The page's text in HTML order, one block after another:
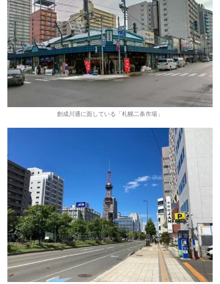
創成川通に面している「札幌二条市場」